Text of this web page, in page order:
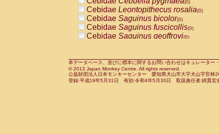
CercopithecidaeCercocebus
CercopithecidaeCercocebus
CercopithecidaeCercocebus
CercopithecidaeCercocebushybrid
CercopithecidaePapio anubis(0)
CercopithecidaePapio cynocephalus
CercopithecidaePapio hamadryas(0)
(0)
Cebidae Leontopithecus rosalia(0)
Cebidae Saguinus bicolor(0)
Cebidae Saguinus fuscicollis(0)
Cebidae Saguinus geoffroyi(0)
CebidaeSaguinus leucopus(0)
CebidaeSaguinus midas(0)
Cebidae Saguinus mystax(0)
本データベース、並びに標本に関するお問い合わせはキュレータ
© 2013 Japan Monkey Centre. All rights reserved.
公益財団法人日本モンキーセンター 愛知県犬山市大字犬山字官
登録:平成19年5月31日 有効:令和4年5月30日 取扱責任者:綿貫宏